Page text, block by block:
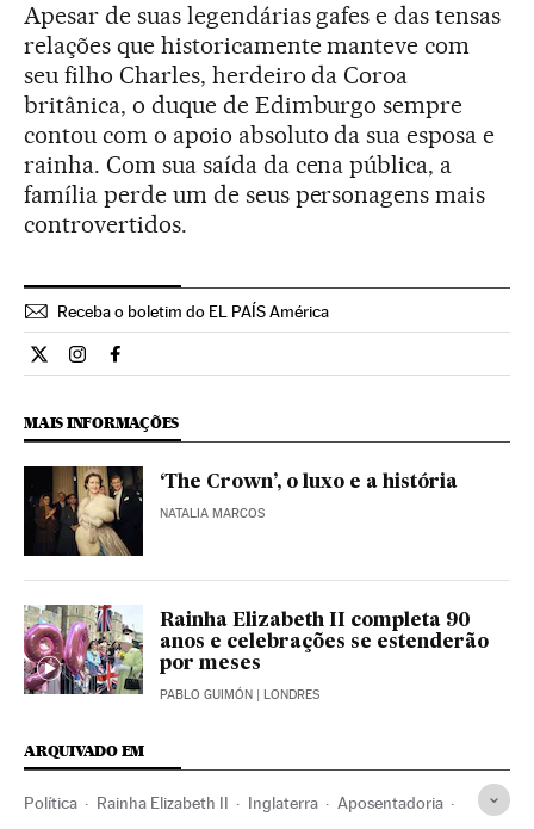
Apesar de suas legendárias gafes e das tensas
relações que historicamente manteve com
seu filho Charles, herdeiro da Coroa
britânica, o duque de Edimburgo sempre
contou com o apoio absoluto da sua esposa e
rainha. Com sua saída da cena pública, a
família perde um de seus personagens mais
controvertidos.
Receba o boletim do EL PAÍS América
Internacional El País Brasil en Twitter
Internacional El País Brasil en Instagram
Internacional El País Brasil en Facebook
MAIS INFORMAÇÕES
‘The Crown’, o luxo e a história
NATALIA MARCOS
Rainha Elizabeth II completa 90
anos e celebrações se estenderão
por meses
PABLO GUIMÓN | LONDRES
ARQUIVADO EM
Política Rainha Elizabeth II Inglaterra Aposentadoria